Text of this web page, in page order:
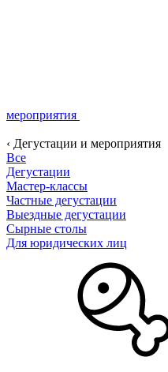
мероприятия
‹ Дегустации и мероприятия
Все
Дегустации
Мастер-классы
Частные дегустации
Выездные дегустации
Сырные столы
Для юридических лиц